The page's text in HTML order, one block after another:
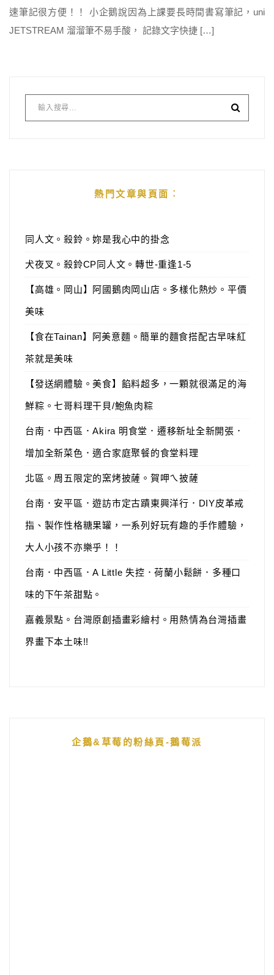
速筆記很方便！！ 小企鵝說因為上課要長時間書寫筆記，uni
JETSTREAM 溜溜筆不易手酸， 記錄文字快捷 […]
熱門文章與頁面︰
同人文。殺鈴。妳是我心中的掛念
犬夜叉。殺鈴CP同人文。轉世-重逢1-5
【高雄。岡山】阿國鵝肉岡山店。多樣化熱炒。平價
美味
【食在Tainan】阿美意麵。簡單的麵食搭配古早味紅
茶就是美味
【發送網體驗。美食】餡料超多，一顆就很滿足的海
鮮粽。七哥料理干貝/鮑魚肉粽
台南．中西區．Akira 明食堂．遷移新址全新開張．
增加全新菜色．適合家庭聚餐的食堂料理
北區。周五限定的窯烤披薩。賀呷ㄟ披薩
台南．安平區．遊訪市定古蹟東興洋行．DIY皮革戒
指、製作性格糖果罐，一系列好玩有趣的手作體驗，
大人小孩不亦樂乎！！
台南．中西區．A Little 失控．荷蘭小鬆餅．多種口
味的下午茶甜點。
嘉義景點。台灣原創插畫彩繪村。用熱情為台灣插畫
界畫下本土味!!
企鵝&草莓的粉絲頁-鵝莓派